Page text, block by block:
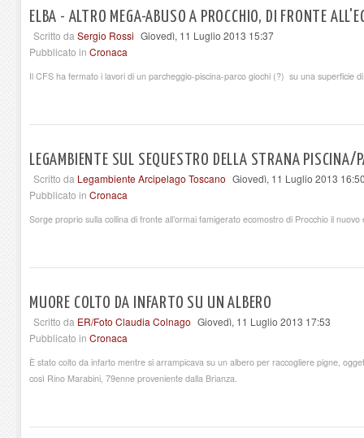
ELBA - ALTRO MEGA-ABUSO A PROCCHIO, DI FRONTE
Scritto da Sergio Rossi Giovedì, 11 Luglio 2013 15:37
Pubblicato in Cronaca
Il CFS ha fermato i lavori di un parcheggio-piscina-parco giochi (?) su una superficie
LEGAMBIENTE SUL SEQUESTRO DELLA STRANA PISCINA/
Scritto da Legambiente Arcipelago Toscano Giovedì, 11 Luglio 2013
Pubblicato in Cronaca
Sorge proprio sulla collina di fronte all’ormai famigerato ecomostro di Procchio il nuovo
MUORE COLTO DA INFARTO SU UN ALBERO
Scritto da ER/Foto Claudia Colnago Giovedì, 11 Luglio 2013 17:53
Pubblicato in Cronaca
È stato colto da infarto mentre si arrampicava su un albero per raccogliere pigne,
così Rino Marabini, 79enne proveniente dalla Brianza.